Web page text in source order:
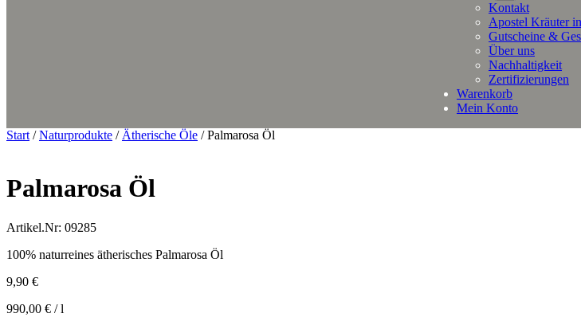
Kontakt
Apostel Kräuter
Gutscheine &
Über uns
Nachhaltigkeit
Zertifizierungen
Warenkorb
Mein Konto
Start /Naturprodukte / Ätherische Öle / Palmarosa Öl
Palmarosa Öl
Artikel.Nr: 09285
100% naturreines ätherisches Palmarosa Öl
9,90 €
990,00 € /l